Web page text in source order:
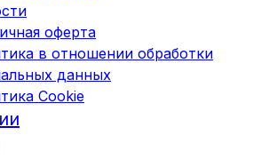
оферта
в отношении обработки
данных
Cookie